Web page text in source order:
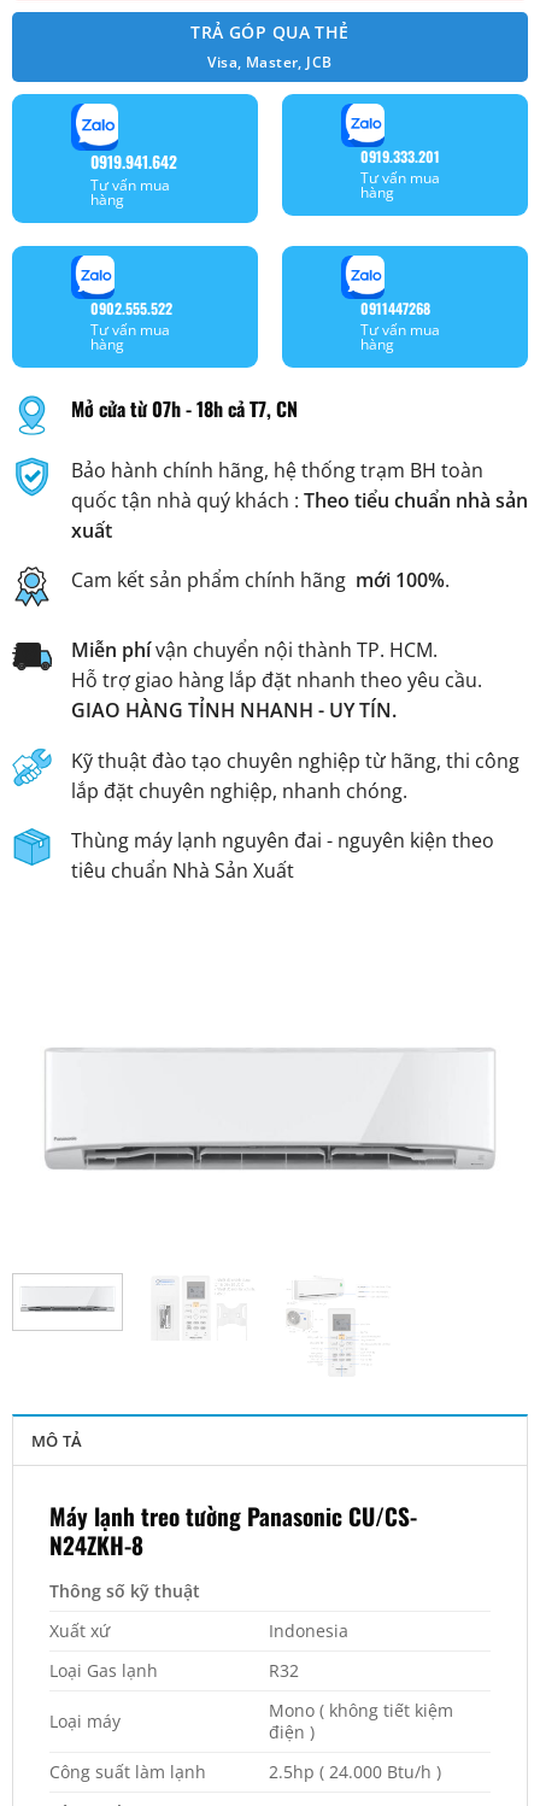
MÔ TẢ
Máy lạnh treo tường Panasonic CU/CS-
N24ZKH-8
Thông số kỹ thuật
Xuất xứ
Indonesia
Loại Gas lạnh
R32
Loại máy
Mono ( không tiết kiệm
điện )
Công suất làm lạnh
2.5hp ( 24.000 Btu/h )
TRẢ GÓP QUA THẺ
Visa, Master, JCB
0919.941.642
Tư vấn mua
hàng
0919.333.201
Tư vấn mua
hàng
0902.555.522
Tư vấn mua
hàng
0911447268
Tư vấn mua
hàng
Mở cửa từ 07h - 18h cả T7, CN
Bảo hành chính hãng, hệ thống trạm BH toàn
quốc tận nhà quý khách : Theo tiểu chuẩn nhà sản
xuất
Cam kết sản phẩm chính hãng mới 100%.
Miễn phívận chuyển nội thành TP. HCM.
Hỗ trợ giao hàng lắp đặt nhanh theo yêu cầu.
GIAO HÀNG TỈNH NHANH - UY TÍN.
Kỹ thuật đào tạo chuyên nghiệp từ hãng, thi công
lắp đặt chuyên nghiệp, nhanh chóng.
Thùng máy lạnh nguyên đai - nguyên kiện theo
tiêu chuẩn Nhà Sản Xuất